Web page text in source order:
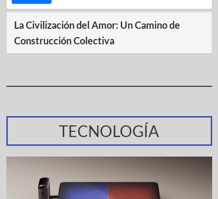
La Civilización del Amor: Un Camino de
Construcción Colectiva
TECNOLOGÍA